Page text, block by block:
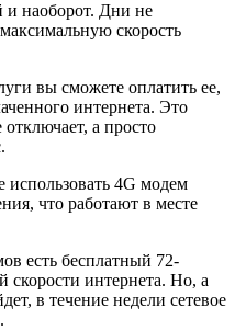
наоборот. Дни не
скорость
вы сможете оплатить ее,
интернета. Это
отключает, а просто
использовать 4G модем
что работают в месте
есть бесплатный 72-
скорости интернета. Но, а
в течение недели сетевое